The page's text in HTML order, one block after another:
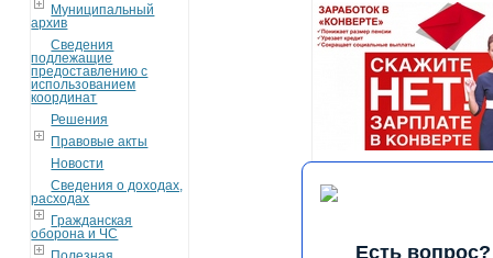
Муниципальный
архив
Сведения
подлежащие
предоставлению с
использованием
координат
Решения
Правовые акты
Новости
Сведения о доходах,
расходах
Гражданская
оборона и ЧС
Есть вопрос?